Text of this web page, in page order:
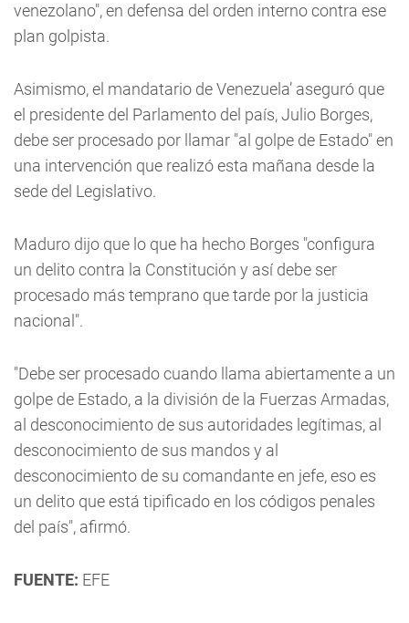
venezolano", en defensa del orden interno contra ese
plan golpista.
Asimismo, el mandatario de Venezuela’ aseguró que
el presidente del Parlamento del país, Julio Borges,
debe ser procesado por llamar "al golpe de Estado" en
una intervención que realizó esta mañana desde la
sede del Legislativo.
Maduro dijo que lo que ha hecho Borges "configura
un delito contra la Constitución y así debe ser
procesado más temprano que tarde por la justicia
nacional".
"Debe ser procesado cuando llama abiertamente a un
golpe de Estado, a la división de la Fuerzas Armadas,
al desconocimiento de sus autoridades legítimas, al
desconocimiento de sus mandos y al
desconocimiento de su comandante en jefe, eso es
un delito que está tipificado en los códigos penales
del país", afirmó.
FUENTE: EFE